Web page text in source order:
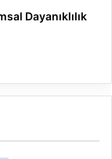
Dayanıklılık